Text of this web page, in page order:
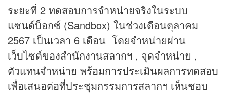
ระยะที่ 2 ทดสอบการจำหน่ายจริงในระบบ
แซนด์บ็อกซ์ (Sandbox) ในช่วงเดือนตุลาคม
2567 เป็นเวลา 6 เดือน โดยจำหน่ายผ่าน
เว็บไซต์ของสำนักงานสลากฯ , จุดจำหน่าย ,
ตัวแทนจำหน่าย พร้อมการประเมินผลการทดสอบ
เพื่อเสนอต่อที่ประชุมกรรมการสลากฯ เห็นชอบ